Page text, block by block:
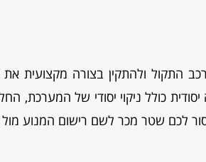
ולהתקין בצורה מקצועית את
כולל ניקוי יסודי של המערכת,
לכם שטר מכר לשם רישום המנוע